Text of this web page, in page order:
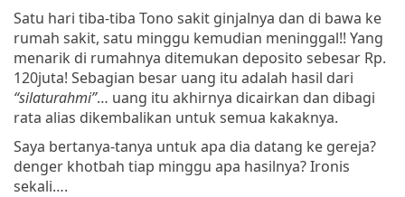
Satu hari tiba-tiba Tono sakit ginjalnya dan di bawa ke
rumah sakit, satu minggu kemudian meninggal!! Yang
menarik di rumahnya ditemukan deposito sebesar Rp.
120juta! Sebagian besar uang itu adalah hasil dari
“silaturahmi”… uang itu akhirnya dicairkan dan dibagi
rata alias dikembalikan untuk semua kakaknya.
Saya bertanya-tanya untuk apa dia datang ke gereja?
denger khotbah tiap minggu apa hasilnya? Ironis
sekali….